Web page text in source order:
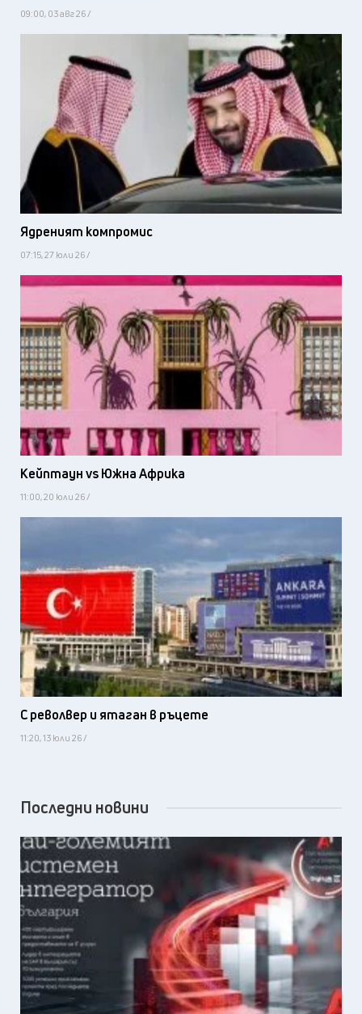
09:00, 03 авг 26 /
Ядреният компромис
07:15, 27 юли 26 /
Кейптаун vs Южна Африка
11:00, 20 юли 26 /
С револвер и ятаган в ръцете
11:20, 13 юли 26 /
Последни новини